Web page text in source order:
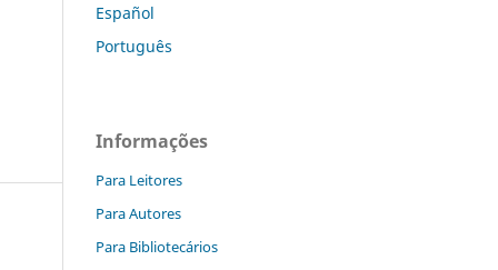
Español
Português
Informações
Para Leitores
Para Autores
Para Bibliotecários